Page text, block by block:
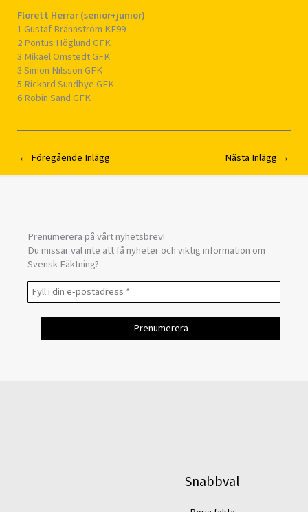
Florett Herrar (senior+junior)
1 Gustaf Brännström KF99
2 Pontus Höglund GFK
3 Mikael Omstedt GFK
3 Simon Nilsson GFK
5 Rickard Sundbye GFK
6 Robin Sand GFK
← Föregående Inlägg Nästa Inlägg →
Prenumerera på vårt nyhetsbrev!
Du missar väl inte att få nyheter och viktig information om
Svensk Fäktning?
Snabbval